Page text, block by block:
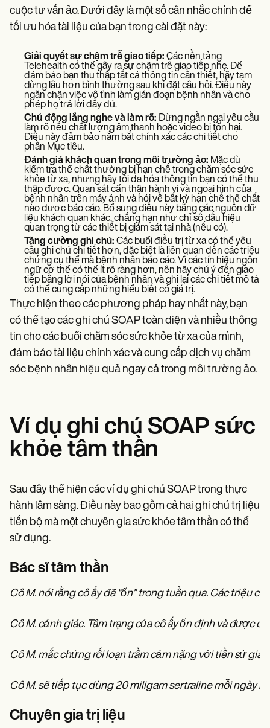
cuộc tư vấn ảo. Dưới đây là một số cân nhắc chính để
tối ưu hóa tài liệu của bạn trong cài đặt này:
Giải quyết sự chậm trễ giao tiếp: Các nền tảng
Telehealth có thể gây ra sự chậm trễ giao tiếp nhẹ. Để
đảm bảo bạn thu thập tất cả thông tin cần thiết, hãy tạm
dừng lâu hơn bình thường sau khi đặt câu hỏi. Điều này
ngăn chặn việc vô tình làm gián đoạn bệnh nhân và cho
phép họ trả lời đầy đủ.
Chủ động lắng nghe và làm rõ: Đừng ngần ngại yêu cầu
làm rõ nếu chất lượng âm thanh hoặc video bị tổn hại.
Điều này đảm bảo nắm bắt chính xác các chi tiết cho
phần Mục tiêu.
Đánh giá khách quan trong môi trường ảo: Mặc dù
kiểm tra thể chất thường bị hạn chế trong chăm sóc sức
khỏe từ xa, nhưng hãy tối đa hóa thông tin bạn có thể thu
thập được. Quan sát cẩn thận hành vi và ngoại hình của
bệnh nhân trên máy ảnh và hỏi về bất kỳ hạn chế thể chất
nào được báo cáo. Bổ sung điều này bằng các nguồn dữ
liệu khách quan khác, chẳng hạn như chỉ số dấu hiệu
quan trọng từ các thiết bị giám sát tại nhà (nếu có).
Tăng cường ghi chú: Các buổi điều trị từ xa có thể yêu
cầu ghi chú chi tiết hơn, đặc biệt là liên quan đến các triệu
chứng cụ thể mà bệnh nhân báo cáo. Vì các tín hiệu ngôn
ngữ cơ thể có thể ít rõ ràng hơn, nên hãy chú ý đến giao
tiếp bằng lời nói của bệnh nhân và ghi lại các chi tiết mô tả
có thể cung cấp những hiểu biết có giá trị.
Thực hiện theo các phương pháp hay nhất này, bạn
có thể tạo các ghi chú SOAP toàn diện và nhiều thông
tin cho các buổi chăm sóc sức khỏe từ xa của mình,
đảm bảo tài liệu chính xác và cung cấp dịch vụ chăm
sóc bệnh nhân hiệu quả ngay cả trong môi trường ảo.
Ví dụ ghi chú SOAP sức
khỏe tâm thần
Sau đây thể hiện các ví dụ ghi chú SOAP trong thực
hành lâm sàng. Điều này bao gồm cả hai ghi chú trị liệu
tiến bộ mà một chuyên gia sức khỏe tâm thần có thể
sử dụng.
Bác sĩ tâm thần
Cô M. nói rằng cô ấy đã “ổn” trong tuần qua. Các triệu
Cô M. cảnh giác. Tâm trạng của cô ấy ổn định và được
Cô M. mắc chứng rối loạn trầm cảm nặng với tiền sử gia
Cô M. sẽ tiếp tục dùng 20 miligam sertraline mỗi ngày
Chuyên gia trị liệu